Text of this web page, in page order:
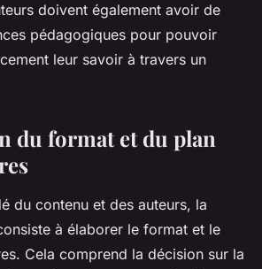
doivent également avoir de
pédagogiques pour pouvoir
leur savoir à travers un
du format et du plan
du contenu et des auteurs, la
à élaborer le format et le
Cela comprend la décision sur la